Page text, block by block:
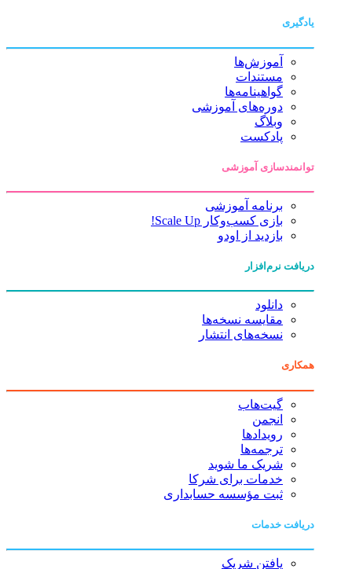
یادگیری
آموزش‌ها
مستندات
گواهینامه‌ها
دوره‌های آموزشی
وبلاگ
پادکست
توانمندسازی آموزشی
برنامه آموزشی
بازی کسب‌وکار Scale Up!
بازدید از اودو
دریافت نرم‌افزار
دانلود
مقایسه نسخه‌ها
نسخه‌های انتشار
همکاری
گیت‌هاب
انجمن
رویدادها
ترجمه‌ها
شریک ما شوید
خدمات برای شرکا
ثبت مؤسسه حسابداری
دریافت خدمات
یافتن شریک